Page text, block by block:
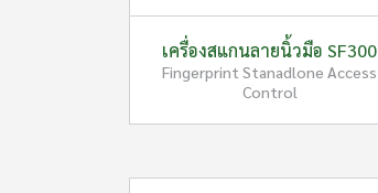
เครื่องสแกนลายนิ้วมือ SF300
Fingerprint Stanadlone Access
Control